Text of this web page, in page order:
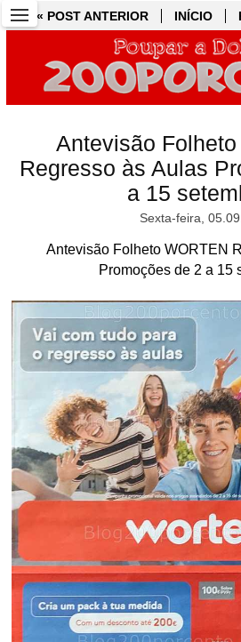
« POST ANTERIOR INÍCIO
Antevisão
Regresso às Aulas
a 15
Sexta-feira,
Antevisão Folheto WORTEN
Promoções de 2 a 15
« POST ANTERIOR INÍCIO